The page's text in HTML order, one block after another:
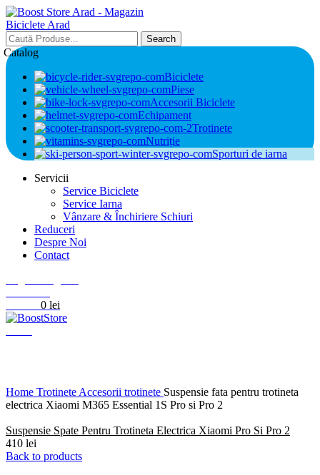
Search
Catalog
Biciclete
Piese
Accesorii Biciclete
Echipament
Trotinete
Nutriție
Sporturi de iarna
Servicii
Service Biciclete
Service Iarna
Vânzare & Închiriere Schiuri
Reduceri
Despre Noi
Contact
0 lei
Home Trotinete Accesorii trotinete Suspensie fata pentru trotineta
electrica Xiaomi M365 Essential 1S Pro si Pro 2
Suspensie Spate Pentru Trotineta Electrica Xiaomi Pro Si Pro 2
410 lei
Back to products